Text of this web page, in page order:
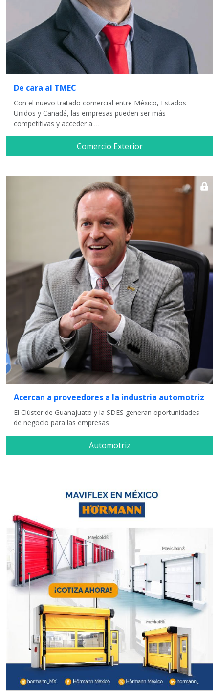
De cara al TMEC
Con el nuevo tratado comercial entre México, Estados
Unidos y Canadá, las empresas pueden ser más
competitivas y acceder a …
Comercio Exterior
Acercan a proveedores a la industria automotriz
El Clúster de Guanajuato y la SDES generan oportunidades
de negocio para las empresas
Automotriz